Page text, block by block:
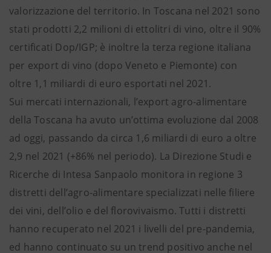
valorizzazione del territorio. In Toscana nel 2021 sono
stati prodotti 2,2 milioni di ettolitri di vino, oltre il 90%
certificati Dop/IGP; è inoltre la terza regione italiana
per export di vino (dopo Veneto e Piemonte) con
oltre 1,1 miliardi di euro esportati nel 2021.
Sui mercati internazionali, l’export agro-alimentare
della Toscana ha avuto un’ottima evoluzione dal 2008
ad oggi, passando da circa 1,6 miliardi di euro a oltre
2,9 nel 2021 (+86% nel periodo). La Direzione Studi e
Ricerche di Intesa Sanpaolo monitora in regione 3
distretti dell’agro-alimentare specializzati nelle filiere
dei vini, dell’olio e del florovivaismo. Tutti i distretti
hanno recuperato nel 2021 i livelli del pre-pandemia,
ed hanno continuato su un trend positivo anche nel